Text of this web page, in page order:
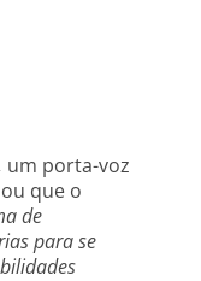
um porta-voz
que o
de
para se